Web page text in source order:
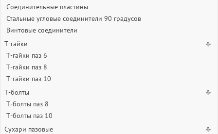
Соединительные пластины
Стальные угловые соединители 90 градусов
Винтовые соединители
Т-гайки
Т-гайки паз 6
Т-гайки паз 8
Т-гайки паз 10
Т-болты
Т-болты паз 8
Т-болты паз 10
Сухари пазовые